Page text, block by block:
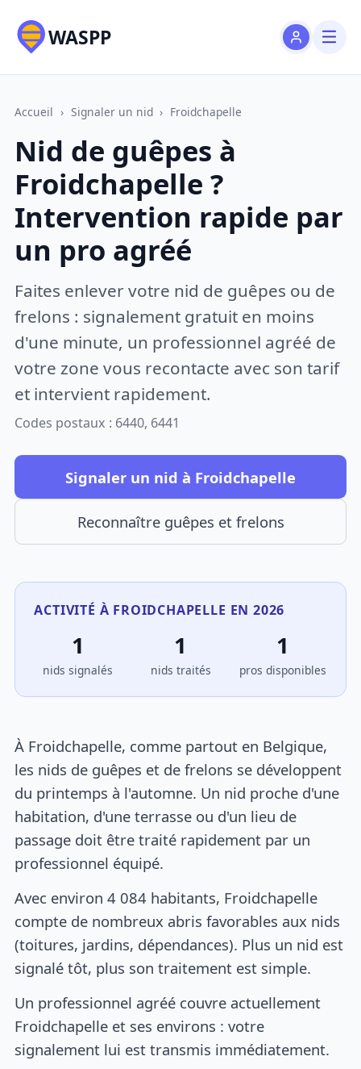
WASPP
Accueil › Signaler un nid › Froidchapelle
Nid de guêpes à
Froidchapelle ?
Intervention rapide par
un pro agréé
Faites enlever votre nid de guêpes ou de
frelons : signalement gratuit en moins
d'une minute, un professionnel agréé de
votre zone vous recontacte avec son tarif
et intervient rapidement.
Codes postaux : 6440, 6441
Signaler un nid à Froidchapelle
Reconnaître guêpes et frelons
ACTIVITÉ À FROIDCHAPELLE EN 2026
1
nids signalés
1
nids traités
1
pros disponibles
À Froidchapelle, comme partout en Belgique,
les nids de guêpes et de frelons se développent
du printemps à l'automne. Un nid proche d'une
habitation, d'une terrasse ou d'un lieu de
passage doit être traité rapidement par un
professionnel équipé.
Avec environ 4 084 habitants, Froidchapelle
compte de nombreux abris favorables aux nids
(toitures, jardins, dépendances). Plus un nid est
signalé tôt, plus son traitement est simple.
Un professionnel agréé couvre actuellement
Froidchapelle et ses environs : votre
signalement lui est transmis immédiatement.